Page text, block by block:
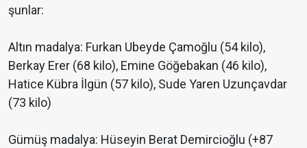
şunlar:
Altın madalya: Furkan Ubeyde Çamoğlu (54 kilo),
Berkay Erer (68 kilo), Emine Göğebakan (46 kilo),
Hatice Kübra İlgün (57 kilo), Sude Yaren Uzunçavdar
(73 kilo)
Gümüş madalya: Hüseyin Berat Demircioğlu (+87